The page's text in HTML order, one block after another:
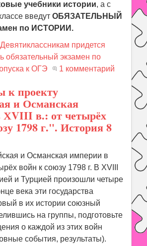
учебники истории, а с
введутОБЯЗАТЕЛЬНЫЙ
по ИСТОРИИ.
придется
обязательный экзамен по
к ОГЭ
1 комментарий
к проекту
и Османская
ХVIII в.: от четырёх
1798 г.". История 8
и Османская империи в
войн к союзу 1798 г. В ХVIII
и Турцией произошли четыре
века эти государства
в их истории союзный
на группы, подготовьте
о каждой из этих войн
события, результаты).